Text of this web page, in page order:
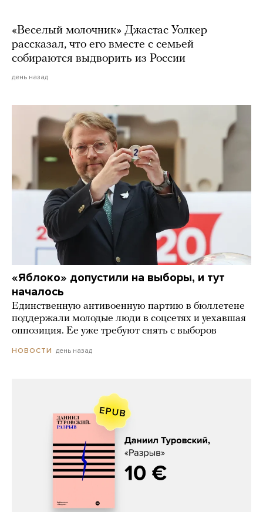
«Веселый молочник» Джастас Уолкер
рассказал, что его вместе с семьей
собираются выдворить из России
день назад
«Яблоко» допустили на выборы, и тут
началось
Единственную антивоенную партию в бюллетене
поддержали молодые люди в соцсетях и уехавшая
оппозиция. Ее уже требуют снять с выборов
НОВОСТИ день назад